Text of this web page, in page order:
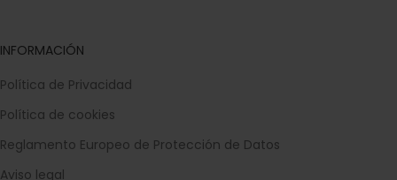
INFORMACIÓN
Política de Privacidad
Política de cookies
Reglamento Europeo de Protección de Datos
Aviso legal